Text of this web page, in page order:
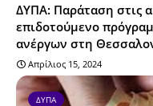
ΔΥΠΑ: Παράταση στις
επιδοτούμενο
ανέργων στη
Απρίλιος 15, 2024
ΔΥΠΑ